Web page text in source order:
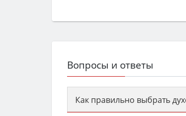
Вопросы и ответы
Как правильно выбрать